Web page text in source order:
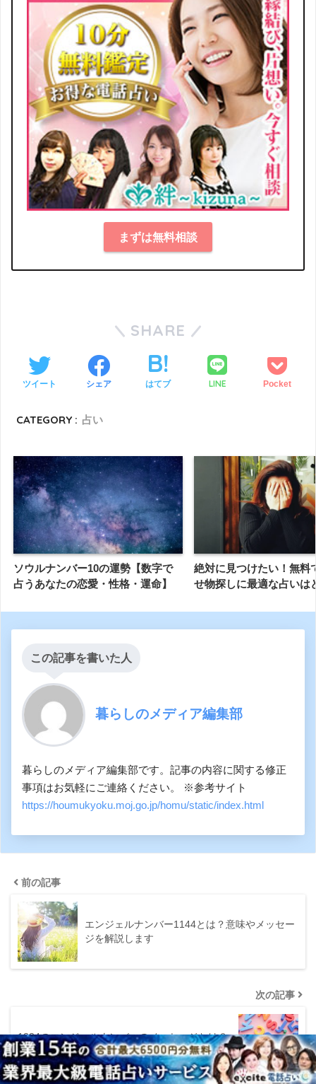
まずは無料相談
SHARE
ツイート シェア はてブ LINE Pocket
CATEGORY : 占い
ソウルナンバー10の運勢【数字で
占うあなたの恋愛・性格・運命】
絶対に見つけたい！無料
せ物探しに最適な占いは
この記事を書いた人
暮らしのメディア編集部
暮らしのメディア編集部です。記事の内容に関する修正
事項はお気軽にご連絡ください。 ※参考サイト
https://houmukyoku.moj.go.jp/homu/static/index.html
前の記事
エンジェルナンバー1144とは？意味やメッセー
ジを解説します
次の記事
1234のエンジェルナンバーのメッセージとは？
状況別の意味を解…